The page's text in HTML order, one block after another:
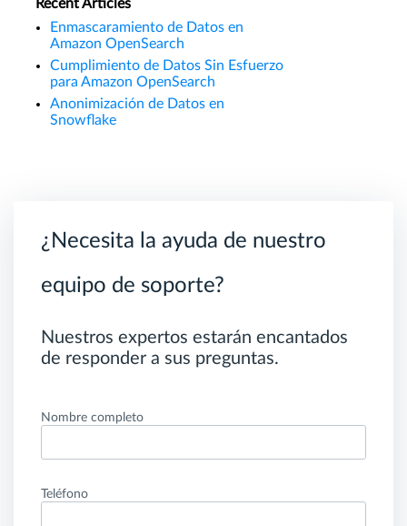
Recent Articles
Enmascaramiento de Datos en
Amazon OpenSearch
Cumplimiento de Datos Sin Esfuerzo
para Amazon OpenSearch
Anonimización de Datos en
Snowflake
¿Necesita la ayuda de nuestro
equipo de soporte?
Nuestros expertos estarán encantados
de responder a sus preguntas.
Nombre completo
Teléfono